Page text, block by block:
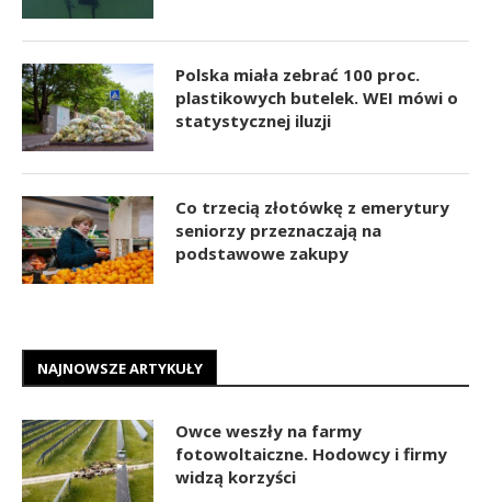
Polska miała zebrać 100 proc.
plastikowych butelek. WEI mówi o
statystycznej iluzji
Co trzecią złotówkę z emerytury
seniorzy przeznaczają na
podstawowe zakupy
NAJNOWSZE ARTYKUŁY
Owce weszły na farmy
fotowoltaiczne. Hodowcy i firmy
widzą korzyści